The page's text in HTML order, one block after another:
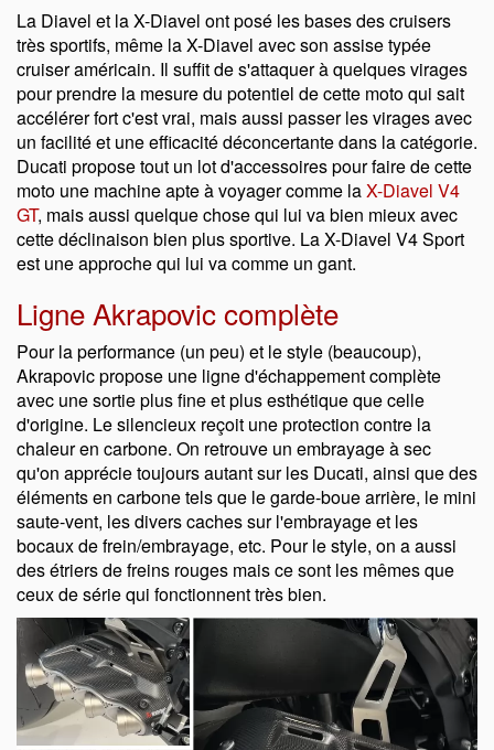
La Diavel et la X-Diavel ont posé les bases des cruisers
très sportifs, même la X-Diavel avec son assise typée
cruiser américain. Il suffit de s'attaquer à quelques virages
pour prendre la mesure du potentiel de cette moto qui sait
accélérer fort c'est vrai, mais aussi passer les virages avec
un facilité et une efficacité déconcertante dans la catégorie.
Ducati propose tout un lot d'accessoires pour faire de cette
moto une machine apte à voyager comme laX-Diavel V4
GT, mais aussi quelque chose qui lui va bien mieux avec
cette déclinaison bien plus sportive. La X-Diavel V4 Sport
est une approche qui lui va comme un gant.
Ligne Akrapovic complète
Pour la performance (un peu) et le style (beaucoup),
Akrapovic propose une ligne d'échappement complète
avec une sortie plus fine et plus esthétique que celle
d'origine. Le silencieux reçoit une protection contre la
chaleur en carbone. On retrouve un embrayage à sec
qu'on apprécie toujours autant sur les Ducati, ainsi que des
éléments en carbone tels que le garde-boue arrière, le mini
saute-vent, les divers caches sur l'embrayage et les
bocaux de frein/embrayage, etc. Pour le style, on a aussi
des étriers de freins rouges mais ce sont les mêmes que
ceux de série qui fonctionnent très bien.